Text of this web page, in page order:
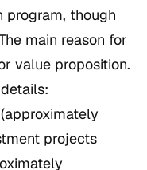
program, though
main reason for
value proposition.
projects